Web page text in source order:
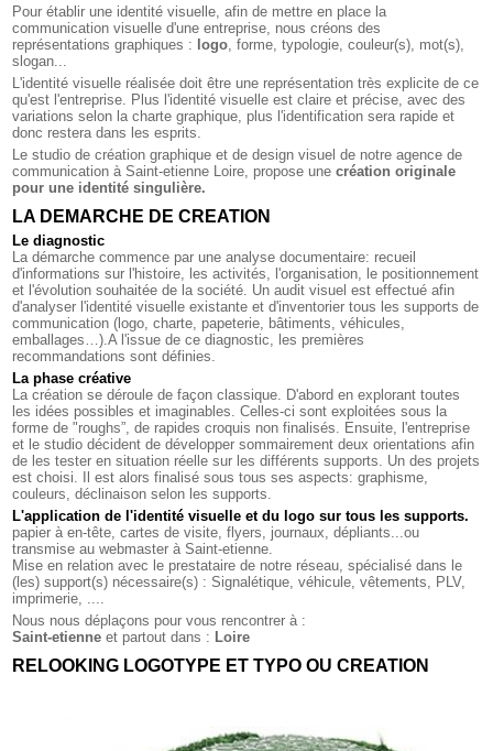
Pour établir une identité visuelle, afin de mettre en place la
communication visuelle d'une entreprise, nous créons des
représentations graphiques : logo, forme, typologie, couleur(s), mot(s),
slogan...
L'identité visuelle réalisée doit être une représentation très explicite de ce
qu'est l'entreprise. Plus l'identité visuelle est claire et précise, avec des
variations selon la charte graphique, plus l'identification sera rapide et
donc restera dans les esprits.
Le studio de création graphique et de design visuel de notreagence de
communication à Saint-etienne Loire, propose unecréation originale
pour une identité singulière.
LA DEMARCHE DE CREATION
Le diagnostic
La démarche commence par une analyse documentaire: recueil
d'informations sur l'histoire, les activités, l'organisation, le positionnement
et l'évolution souhaitée de la société. Un audit visuel est effectué afin
d'analyser l'identité visuelle existante et d'inventorier tous les supports de
communication (logo, charte, papeterie, bâtiments, véhicules,
emballages…).A l'issue de ce diagnostic, les premières
recommandations sont définies.
La phase créative
La création se déroule de façon classique. D'abord en explorant toutes
les idées possibles et imaginables. Celles-ci sont exploitées sous la
forme de "roughs”, de rapides croquis non finalisés. Ensuite, l'entreprise
et le studio décident de développer sommairement deux orientations afin
de les tester en situation réelle sur les différents supports. Un des projets
est choisi. Il est alors finalisé sous tous ses aspects: graphisme,
couleurs, déclinaison selon les supports.
L'application de l'identité visuelle et du logo sur tous les supports.
papier à en-tête, cartes de visite, flyers, journaux, dépliants...ou
transmise au webmaster à Saint-etienne.
Mise en relation avec le prestataire de notre réseau, spécialisé dans le
(les) support(s) nécessaire(s) : Signalétique, véhicule, vêtements, PLV,
imprimerie, ....
Nous nous déplaçons pour vous rencontrer à :
Saint-etienne et partout dans : Loire
RELOOKING LOGOTYPE ET TYPO OU CREATION